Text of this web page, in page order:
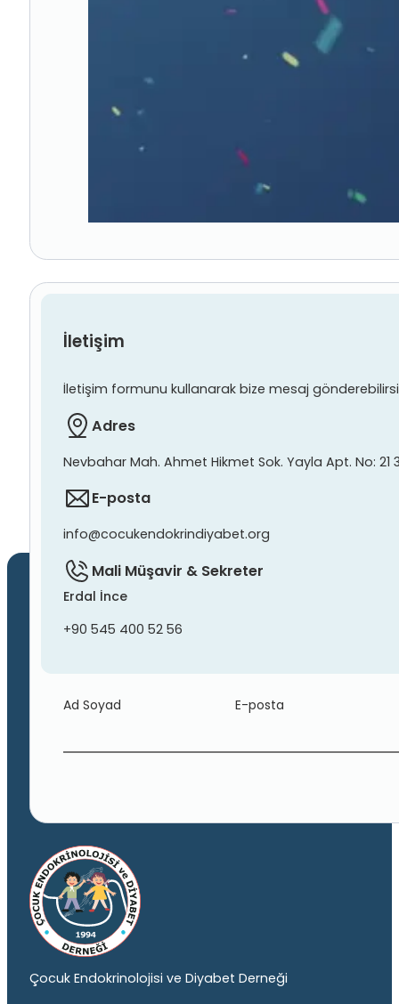
İletişim
İletişim formunu kullanarak bize mesaj
Adres
Nevbahar Mah. Ahmet Hikmet Sok. Yayla Apt. No: 21
E-posta
info@cocukendokrindiyabet.org
Mali Müşavir & Sekreter
Erdal İnce
+90 545 400 52 56
Ad Soyad E-posta
Çocuk Endokrinolojisi ve Diyabet Derneği